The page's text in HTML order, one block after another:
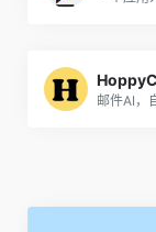
邮件AI，